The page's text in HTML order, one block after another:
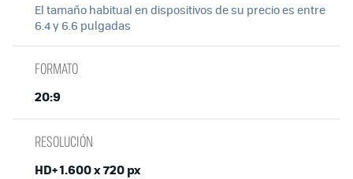
El tamaño habitual en dispositivos de su precio es entre
6.4 y 6.6 pulgadas
FORMATO
20:9
RESOLUCIÓN
HD+ 1.600 x 720 px